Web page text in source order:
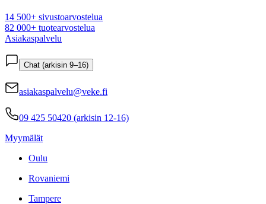
14 500+ sivustoarvostelua
82 000+ tuotearvostelua
Asiakaspalvelu
Chat (arkisin 9–16)
asiakaspalvelu@veke.fi
09 425 50420 (arkisin 12-16)
Myymälät
Oulu
Rovaniemi
Tampere